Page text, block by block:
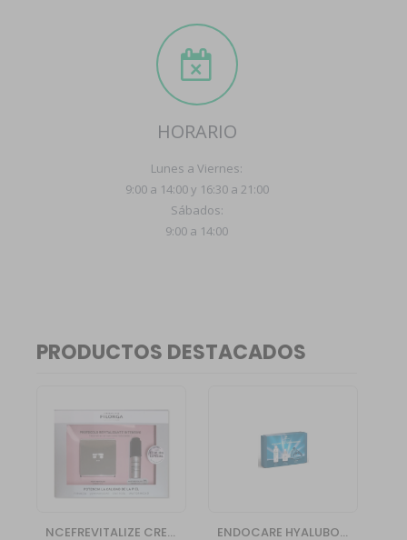
HORARIO
Lunes a Viernes:
9:00 a 14:00 y 16:30 a 21:00
Sábados:
9:00 a 14:00